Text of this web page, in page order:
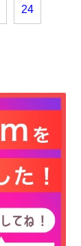
24